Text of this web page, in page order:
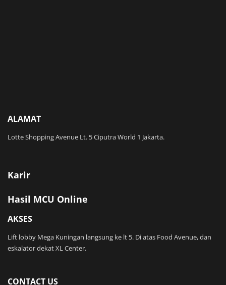
ALAMAT
Lotte Shopping Avenue Lt. 5 Ciputra World 1 Jakarta.
Karir
Hasil MCU Online
AKSES
Lift lobby Mega Kuningan langsung ke lt 5. Di atas Food Avenue, dan
eskalator dekat XL Center.
CONTACT US